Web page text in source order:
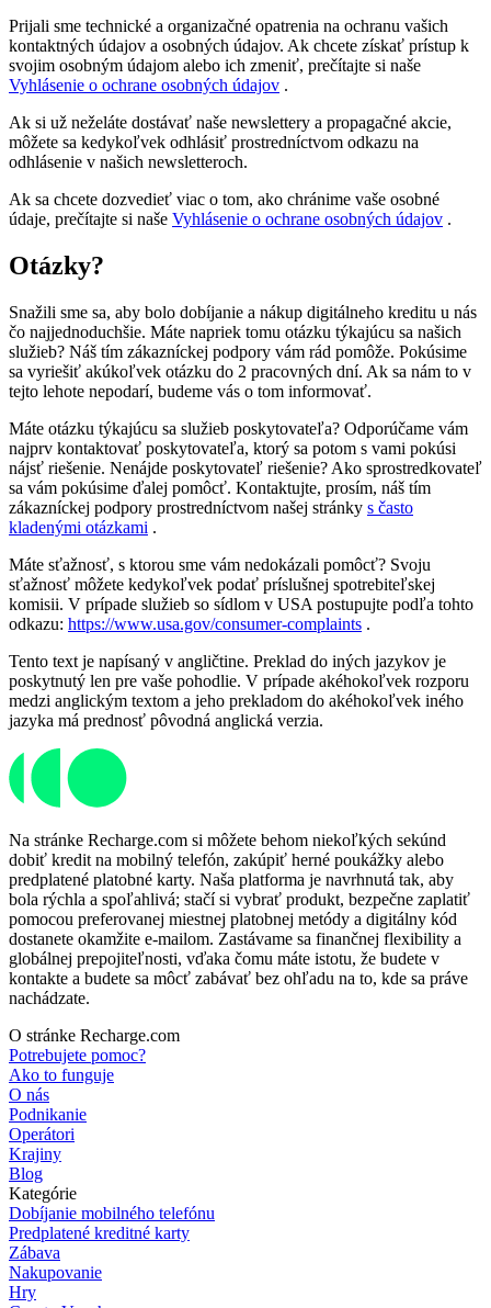
Prijali sme technické a organizačné opatrenia na ochranu vašich
kontaktných údajov a osobných údajov. Ak chcete získať prístup k
svojim osobným údajom alebo ich zmeniť, prečítajte si naše
Vyhlásenie o ochrane osobných údajov .
Ak si už neželáte dostávať naše newslettery a propagačné akcie,
môžete sa kedykoľvek odhlásiť prostredníctvom odkazu na
odhlásenie v našich newsletteroch.
Ak sa chcete dozvedieť viac o tom, ako chránime vaše osobné
údaje, prečítajte si naše Vyhlásenie o ochrane osobných údajov .
Otázky?
Snažili sme sa, aby bolo dobíjanie a nákup digitálneho kreditu u nás
čo najjednoduchšie. Máte napriek tomu otázku týkajúcu sa našich
služieb? Náš tím zákazníckej podpory vám rád pomôže. Pokúsime
sa vyriešiť akúkoľvek otázku do 2 pracovných dní. Ak sa nám to v
tejto lehote nepodarí, budeme vás o tom informovať.
Máte otázku týkajúcu sa služieb poskytovateľa? Odporúčame vám
najprv kontaktovať poskytovateľa, ktorý sa potom s vami pokúsi
nájsť riešenie. Nenájde poskytovateľ riešenie? Ako sprostredkovateľ
sa vám pokúsime ďalej pomôcť. Kontaktujte, prosím, náš tím
zákazníckej podpory prostredníctvom našej stránky s často
kladenými otázkami .
Máte sťažnosť, s ktorou sme vám nedokázali pomôcť? Svoju
sťažnosť môžete kedykoľvek podať príslušnej spotrebiteľskej
komisii. V prípade služieb so sídlom v USA postupujte podľa tohto
odkazu: https://www.usa.gov/consumer-complaints .
Tento text je napísaný v angličtine. Preklad do iných jazykov je
poskytnutý len pre vaše pohodlie. V prípade akéhokoľvek rozporu
medzi anglickým textom a jeho prekladom do akéhokoľvek iného
jazyka má prednosť pôvodná anglická verzia.
Na stránke Recharge.com si môžete behom niekoľkých sekúnd
dobiť kredit na mobilný telefón, zakúpiť herné poukážky alebo
predplatené platobné karty. Naša platforma je navrhnutá tak, aby
bola rýchla a spoľahlivá; stačí si vybrať produkt, bezpečne zaplatiť
pomocou preferovanej miestnej platobnej metódy a digitálny kód
dostanete okamžite e-mailom. Zastávame sa finančnej flexibility a
globálnej prepojiteľnosti, vďaka čomu máte istotu, že budete v
kontakte a budete sa môcť zabávať bez ohľadu na to, kde sa práve
nachádzate.
O stránke Recharge.com
Potrebujete pomoc?
Ako to funguje
O nás
Podnikanie
Operátori
Krajiny
Blog
Kategórie
Dobíjanie mobilného telefónu
Predplatené kreditné karty
Zábava
Nakupovanie
Hry